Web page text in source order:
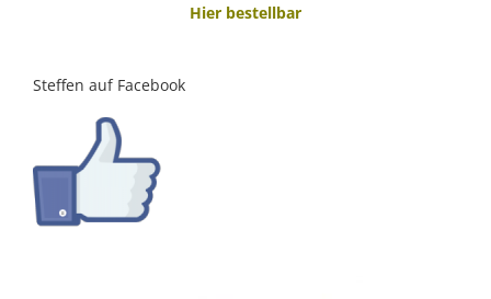
Hier bestellbar
Steffen auf Facebook